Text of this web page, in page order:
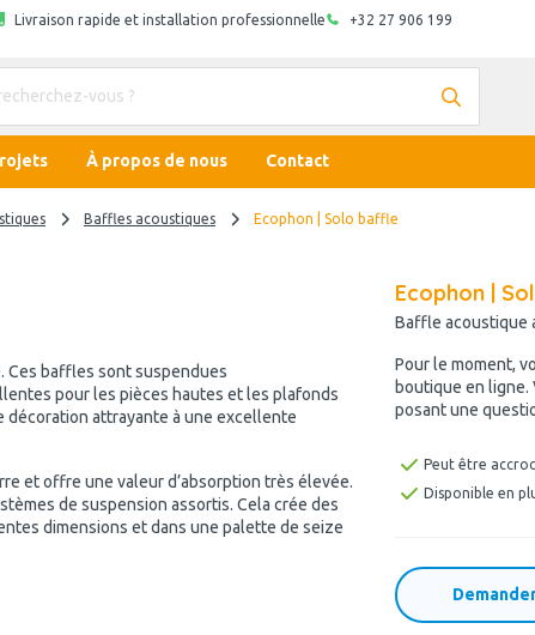
Livraison rapide et installation professionnelle
+32 27 906 199
À propos de nous Contact
Baffles acoustiques Ecophon | Solo baffle
Ecophon |
Baffle acoustique
Pour le moment,
boutique en ligne.
posant une
Peut être
Disponible en
Ces baffles sont suspendues
pour les pièces hautes et les plafonds
décoration attrayante à une excellente
et offre une valeur d’absorption très élevée.
de suspension assortis. Cela crée des
dimensions et dans une palette de seize